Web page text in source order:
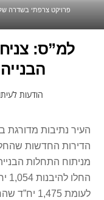
פרויקט צרפתי בשדרה
הבנייה
הודעות
מניתוח התחלות